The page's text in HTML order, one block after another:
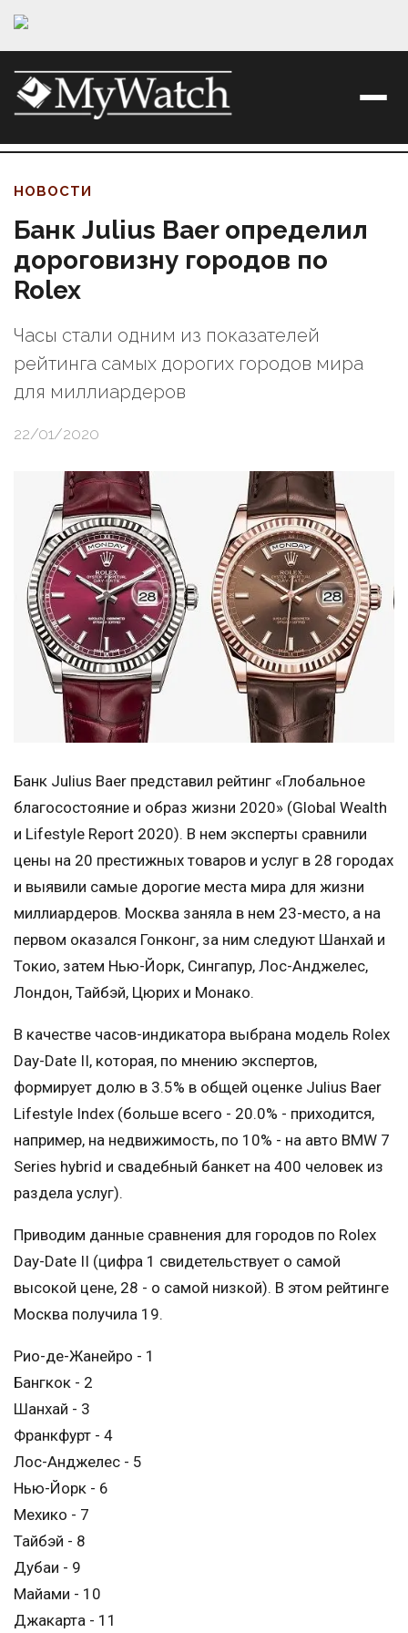
НОВОСТИ
Банк Julius Baer определил
дороговизну городов по
Rolex
Часы стали одним из показателей
рейтинга самых дорогих городов мира
для миллиардеров
22/01/2020
Банк Julius Baer представил рейтинг «Глобальное
благосостояние и образ жизни 2020» (Global Wealth
и Lifestyle Report 2020). В нем эксперты сравнили
цены на 20 престижных товаров и услуг в 28 городах
и выявили самые дорогие места мира для жизни
миллиардеров. Москва заняла в нем 23-место, а на
первом оказался Гонконг, за ним следуют Шанхай и
Токио, затем Нью-Йорк, Сингапур, Лос-Анджелес,
Лондон, Тайбэй, Цюрих и Монако.
В качестве часов-индикатора выбрана модель Rolex
Day-Date II, которая, по мнению экспертов,
формирует долю в 3.5% в общей оценке Julius Baer
Lifestyle Index (больше всего - 20.0% - приходится,
например, на недвижимость, по 10% - на авто BMW 7
Series hybrid и свадебный банкет на 400 человек из
раздела услуг).
Приводим данные сравнения для городов по Rolex
Day-Date II (цифра 1 свидетельствует о самой
высокой цене, 28 - о самой низкой). В этом рейтинге
Москва получила 19.
Рио-де-Жанейро - 1
Бангкок - 2
Шанхай - 3
Франкфурт - 4
Лос-Анджелес - 5
Нью-Йорк - 6
Мехико - 7
Тайбэй - 8
Дубаи - 9
Майами - 10
Джакарта - 11